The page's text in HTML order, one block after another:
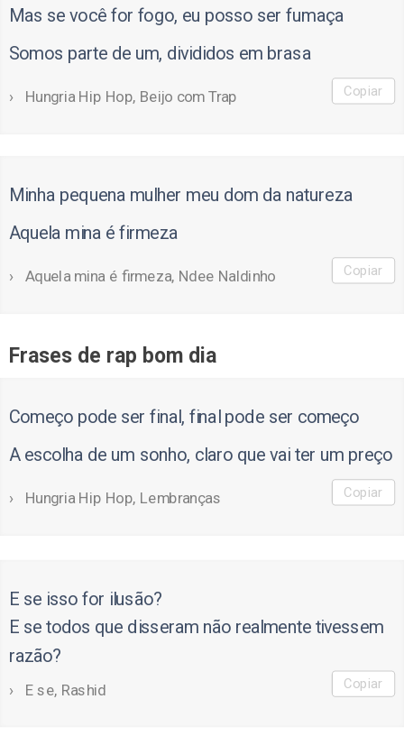
Mas se você for fogo, eu posso ser fumaça
Somos parte de um, divididos em brasa
Hungria Hip Hop, Beijo com Trap Copiar
Minha pequena mulher meu dom da natureza
Aquela mina é firmeza
Aquela mina é firmeza, Ndee Naldinho Copiar
Frases de rap bom dia
Começo pode ser final, final pode ser começo
A escolha de um sonho, claro que vai ter um preço
Hungria Hip Hop, Lembranças Copiar
E se isso for ilusão?
E se todos que disseram não realmente tivessem
razão?
E se, Rashid Copiar